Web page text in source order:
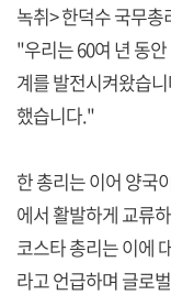
녹취> 한덕수 국무총
"우리는 60여 년 동
계를 발전시켜왔습
했습니다."
한 총리는 이어 양국
에서 활발하게 교류
코스타 총리는 이에
라고 언급하며 글로